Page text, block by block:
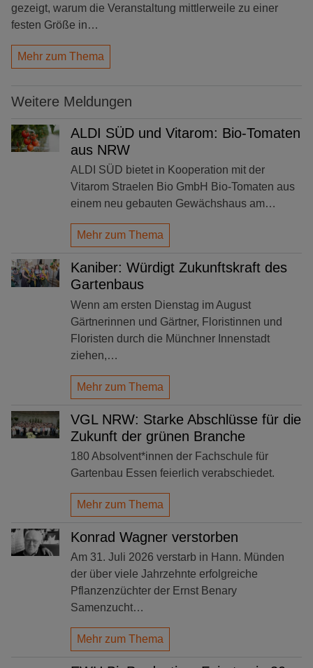
gezeigt, warum die Veranstaltung mittlerweile zu einer
festen Größe in…
Mehr zum Thema
Weitere Meldungen
ALDI SÜD und Vitarom: Bio-Tomaten
aus NRW
ALDI SÜD bietet in Kooperation mit der
Vitarom Straelen Bio GmbH Bio-Tomaten aus
einem neu gebauten Gewächshaus am…
Mehr zum Thema
Kaniber: Würdigt Zukunftskraft des
Gartenbaus
Wenn am ersten Dienstag im August
Gärtnerinnen und Gärtner, Floristinnen und
Floristen durch die Münchner Innenstadt
ziehen,…
Mehr zum Thema
VGL NRW: Starke Abschlüsse für die
Zukunft der grünen Branche
180 Absolvent*innen der Fachschule für
Gartenbau Essen feierlich verabschiedet.
Mehr zum Thema
Konrad Wagner verstorben
Am 31. Juli 2026 verstarb in Hann. Münden
der über viele Jahrzehnte erfolgreiche
Pflanzenzüchter der Ernst Benary
Samenzucht…
Mehr zum Thema